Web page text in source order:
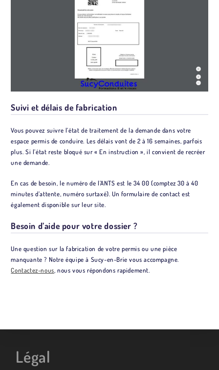
Suivi et délais de fabrication
Vous pouvez suivre l’état de traitement de la demande dans votre
espace permis de conduire. Les délais vont de 2 à 16 semaines, parfois
plus. Si l’état reste bloqué sur « En instruction », il convient de recréer
une demande.
En cas de besoin, le numéro de l’ANTS est le 34 00 (comptez 30 à 40
minutes d’attente, numéro surtaxé). Un formulaire de contact est
également disponible sur leur site.
Besoin d’aide pour votre dossier ?
Une question sur la fabrication de votre permis ou une pièce
manquante ? Notre équipe à Sucy-en-Brie vous accompagne.
Contactez-nous, nous vous répondons rapidement.
Légal